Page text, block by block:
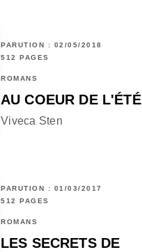
PARUTION : 02/05/2018
512 PAGES
ROMANS
AU COEUR DE L'ÉTÉ
Viveca Sten
PARUTION : 01/03/2017
512 PAGES
ROMANS
LES SECRETS DE